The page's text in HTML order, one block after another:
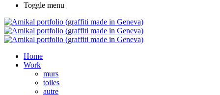
Toggle menu
Home
Work
murs
toiles
autre